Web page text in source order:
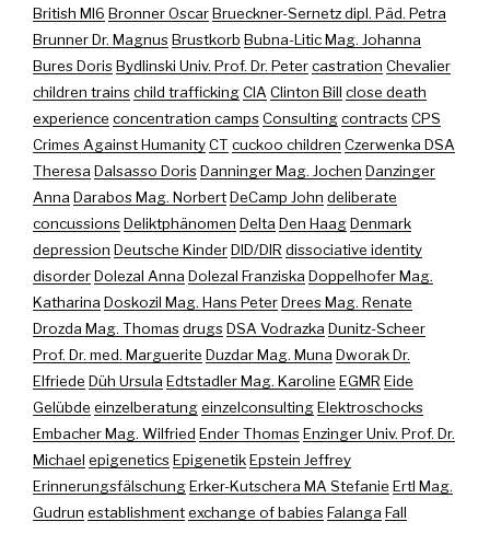
British MI6 Bronner OscarBrueckner-Sernetz dipl. Päd. Petra
Brunner Dr. MagnusBrustkorb Bubna-Litic Mag. Johanna
Bures DorisBydlinski Univ. Prof. Dr. Petercastration Chevalier
children trainschild traffickingCIA Clinton Bill close death
experience concentration campsConsultingcontractsCPS
Crimes Against HumanityCT cuckoo children Czerwenka DSA
Theresa Dalsasso DorisDanninger Mag. Jochen Danzinger
Anna Darabos Mag. NorbertDeCamp John deliberate
concussionsDeliktphänomen Delta Den HaagDenmark
depression Deutsche KinderDID/DIR dissociative identity
disorderDolezal Anna Dolezal Franziska Doppelhofer Mag.
Katharina Doskozil Mag. Hans PeterDrees Mag. Renate
Drozda Mag. ThomasdrugsDSA Vodrazka Dunitz-Scheer
Prof. Dr. med. Marguerite Duzdar Mag. Muna Dworak Dr.
Elfriede Düh Ursula Edtstadler Mag. Karoline EGMR Eide
Gelübde einzelberatungeinzelconsultingElektroschocks
Embacher Mag. Wilfried Ender ThomasEnzinger Univ. Prof. Dr.
Michael epigeneticsEpigenetikEpstein Jeffrey
ErinnerungsfälschungErker-Kutschera MA Stefanie Ertl Mag.
Gudrun establishmentexchange of babiesFalanga Fall